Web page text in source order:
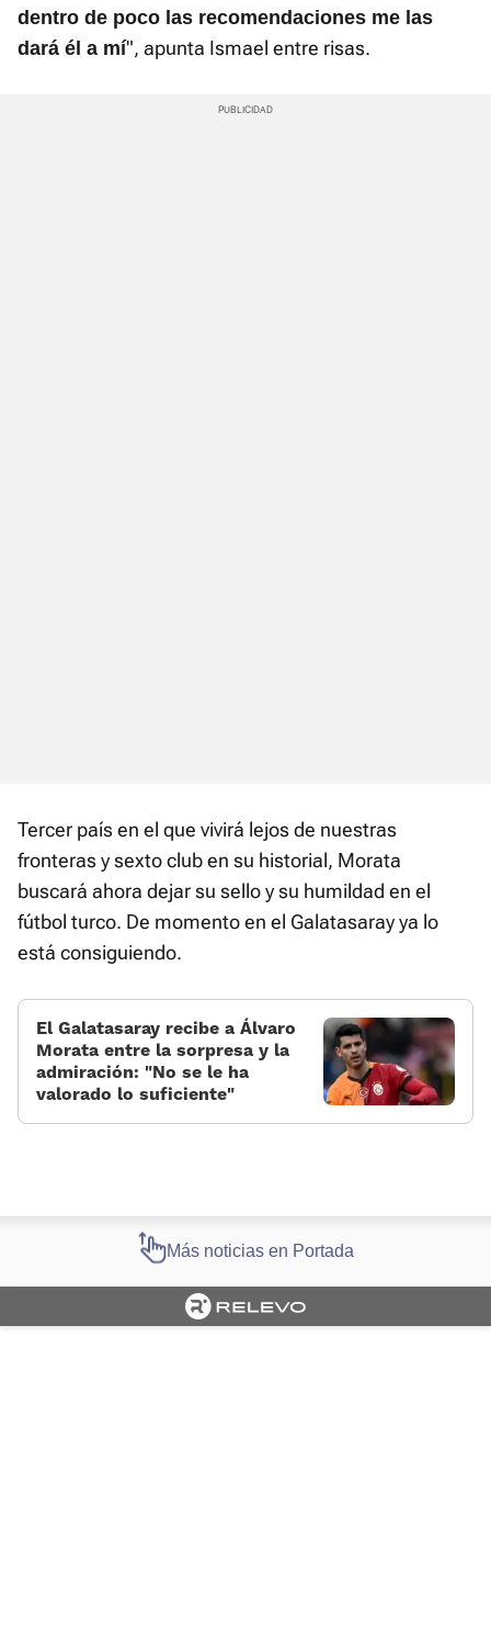
dentro de poco las recomendaciones me las
dará él a mí", apunta Ismael entre risas.
Tercer país en el que vivirá lejos de nuestras
fronteras y sexto club en su historial, Morata
buscará ahora dejar su sello y su humildad en el
fútbol turco. De momento en el Galatasaray ya lo
está consiguiendo.
El Galatasaray recibe a Álvaro
Morata entre la sorpresa y la
admiración: «No se le ha
valorado lo suficiente»
Más noticias en Portada